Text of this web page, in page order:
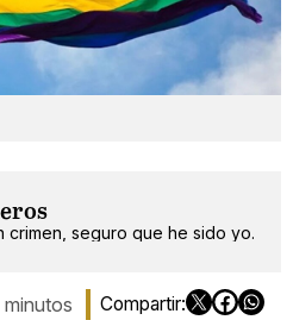
crimen, seguro que he sido yo.
minutos